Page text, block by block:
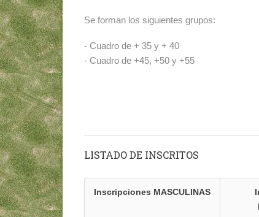
Se forman los siguientes grupos:
- Cuadro de + 35 y + 40
- Cuadro de +45, +50 y +55
LISTADO DE INSCRITOS
Inscripciones MASCULINAS